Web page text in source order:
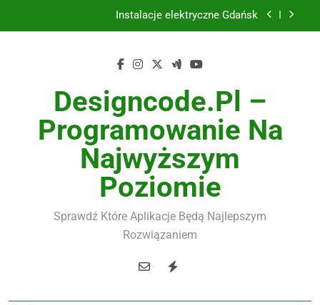
Instalacje elektryczne Gdańsk
Żaluzje drewniane Poznań
Instalacje elektryczne Gdańsk
Wysokiej jakości spławik elektryczny
Designcode.pl –
Programowanie Na
Najwyższym
Poziomie
Sprawdź Które Aplikacje Będą Najlepszym
Rozwiązaniem